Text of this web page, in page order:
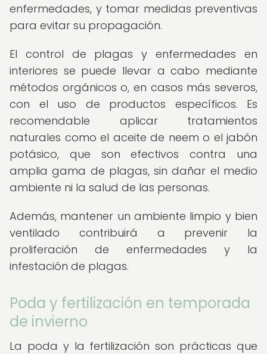
enfermedades, y tomar medidas preventivas
para evitar su propagación.
El control de plagas y enfermedades en
interiores se puede llevar a cabo mediante
métodos orgánicos o, en casos más severos,
con el uso de productos específicos. Es
recomendable aplicar tratamientos
naturales como el aceite de neem o el jabón
potásico, que son efectivos contra una
amplia gama de plagas, sin dañar el medio
ambiente ni la salud de las personas.
Además, mantener un ambiente limpio y bien
ventilado contribuirá a prevenir la
proliferación de enfermedades y la
infestación de plagas.
Poda y fertilización en temporada
de invierno
La poda y la fertilización son prácticas que